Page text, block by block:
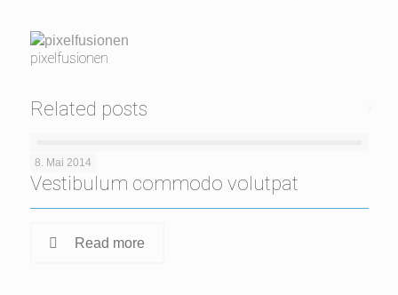
pixelfusionen
Related posts
8. Mai 2014
Vestibulum commodo volutpat
Read more